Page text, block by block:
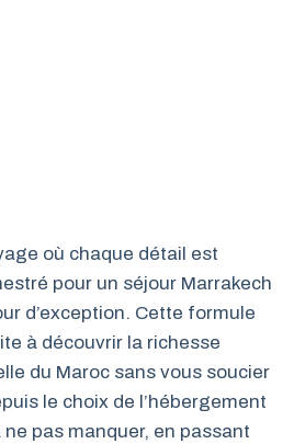
où chaque détail est
pour un séjour Marrakech
d’exception. Cette formule
à découvrir la richesse
du Maroc sans vous soucier
le choix de l’hébergement
ne pas manquer, en passant